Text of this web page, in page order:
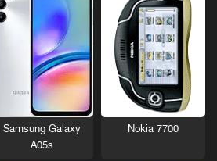
Nokia 7700
Samsung Galaxy
A05s